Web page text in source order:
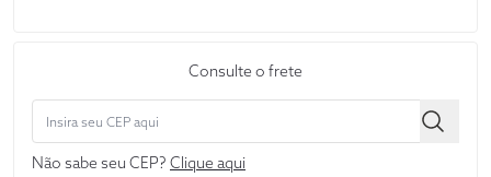
Consulte o frete
Não sabe seu CEP? Clique aqui